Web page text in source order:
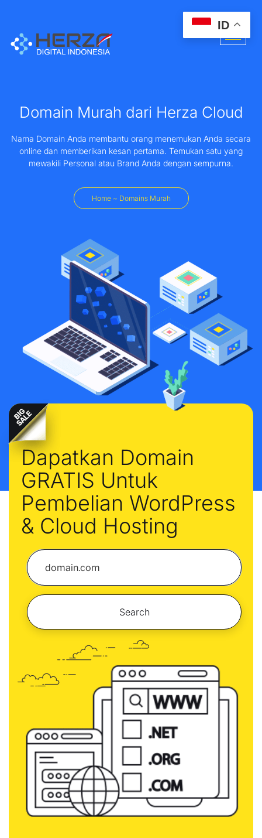
Domain Murah dari Herza Cloud
Nama Domain Anda membantu orang menemukan Anda secara
online dan memberikan kesan pertama. Temukan satu yang
mewakili Personal atau Brand Anda dengan sempurna.
Home ~ Domains Murah
Dapatkan Domain
GRATIS Untuk
Pembelian WordPress
& Cloud Hosting
Search
ID